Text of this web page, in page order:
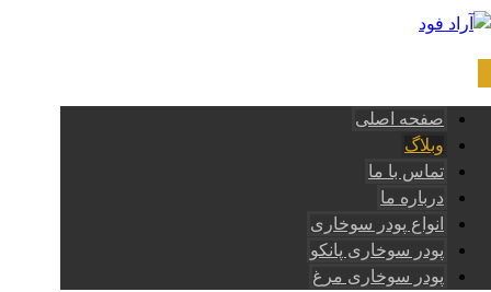
صفحه اصلی
وبلاگ
تماس با ما
درباره ما
انواع پودر سوخاری
پودر سوخاری پانکو
پودر سوخاری مرغ